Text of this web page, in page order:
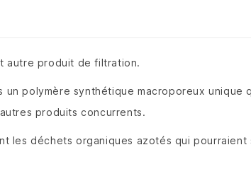
autre produit de filtration.
polymère synthétique macroporeux
produits concurrents.
les déchets organiques azotés qui